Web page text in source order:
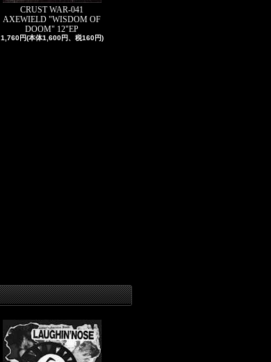
CRUST WAR-041
AXEWIELD "WISDOM OF
DOOM" 12"EP
1,760円(本体1,600円、税160円)